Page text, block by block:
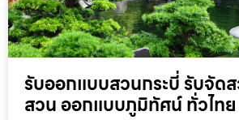
รับออกแบบสวนกระบี่ รับจัด
สวน ออกแบบภูมิทัศน์ ทั่วไทย